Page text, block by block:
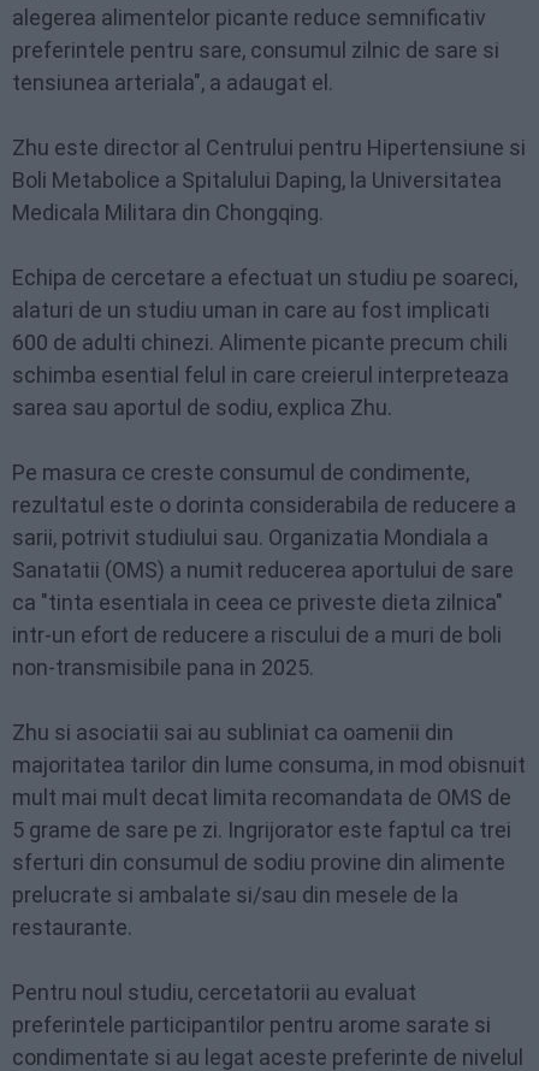
alegerea alimentelor picante reduce semnificativ
preferintele pentru sare, consumul zilnic de sare si
tensiunea arteriala", a adaugat el.
Zhu este director al Centrului pentru Hipertensiune si
Boli Metabolice a Spitalului Daping, la Universitatea
Medicala Militara din Chongqing.
Echipa de cercetare a efectuat un studiu pe soareci,
alaturi de un studiu uman in care au fost implicati
600 de adulti chinezi. Alimente picante precum chili
schimba esential felul in care creierul interpreteaza
sarea sau aportul de sodiu, explica Zhu.
Pe masura ce creste consumul de condimente,
rezultatul este o dorinta considerabila de reducere a
sarii, potrivit studiului sau. Organizatia Mondiala a
Sanatatii (OMS) a numit reducerea aportului de sare
ca "tinta esentiala in ceea ce priveste dieta zilnica"
intr-un efort de reducere a riscului de a muri de boli
non-transmisibile pana in 2025.
Zhu si asociatii sai au subliniat ca oamenii din
majoritatea tarilor din lume consuma, in mod obisnuit
mult mai mult decat limita recomandata de OMS de
5 grame de sare pe zi. Ingrijorator este faptul ca trei
sferturi din consumul de sodiu provine din alimente
prelucrate si ambalate si/sau din mesele de la
restaurante.
Pentru noul studiu, cercetatorii au evaluat
preferintele participantilor pentru arome sarate si
condimentate si au legat aceste preferinte de nivelul